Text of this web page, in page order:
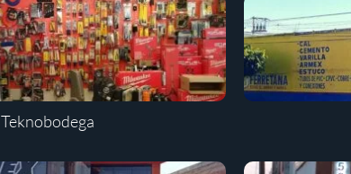
Teknobodega